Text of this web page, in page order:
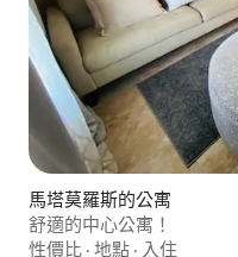
馬塔莫羅斯的公寓
舒適的中心公寓！
性價比 · 地點 · 入住